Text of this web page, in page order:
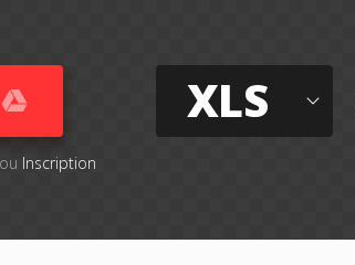
Inscription
XLS